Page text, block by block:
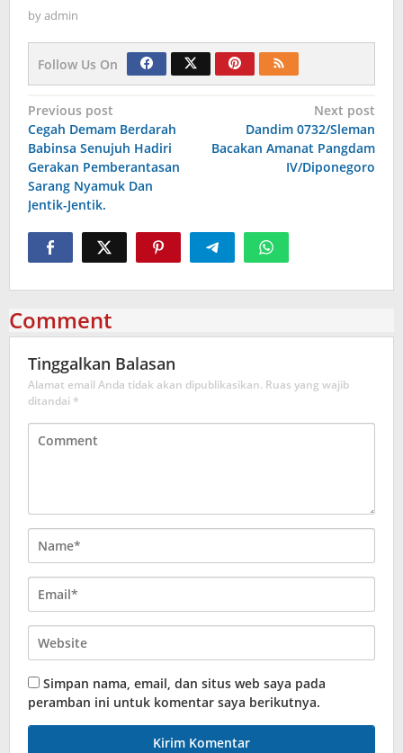
byadmin
Follow Us On
Navigasi
pos
Previous post
Cegah Demam Berdarah
Babinsa Senujuh Hadiri
Gerakan Pemberantasan
Sarang Nyamuk Dan
Jentik-Jentik.
Next post
Dandim 0732/Sleman
Bacakan Amanat Pangdam
IV/Diponegoro
Comment
Tinggalkan Balasan
Alamat email Anda tidak akan dipublikasikan. Ruas yang wajib
ditandai *
Simpan nama, email, dan situs web saya pada
peramban ini untuk komentar saya berikutnya.